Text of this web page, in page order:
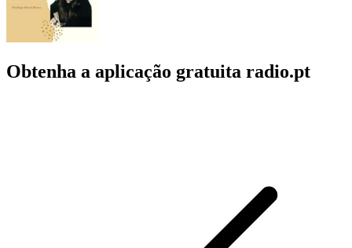
Obtenha a aplicação gratuita radio.pt